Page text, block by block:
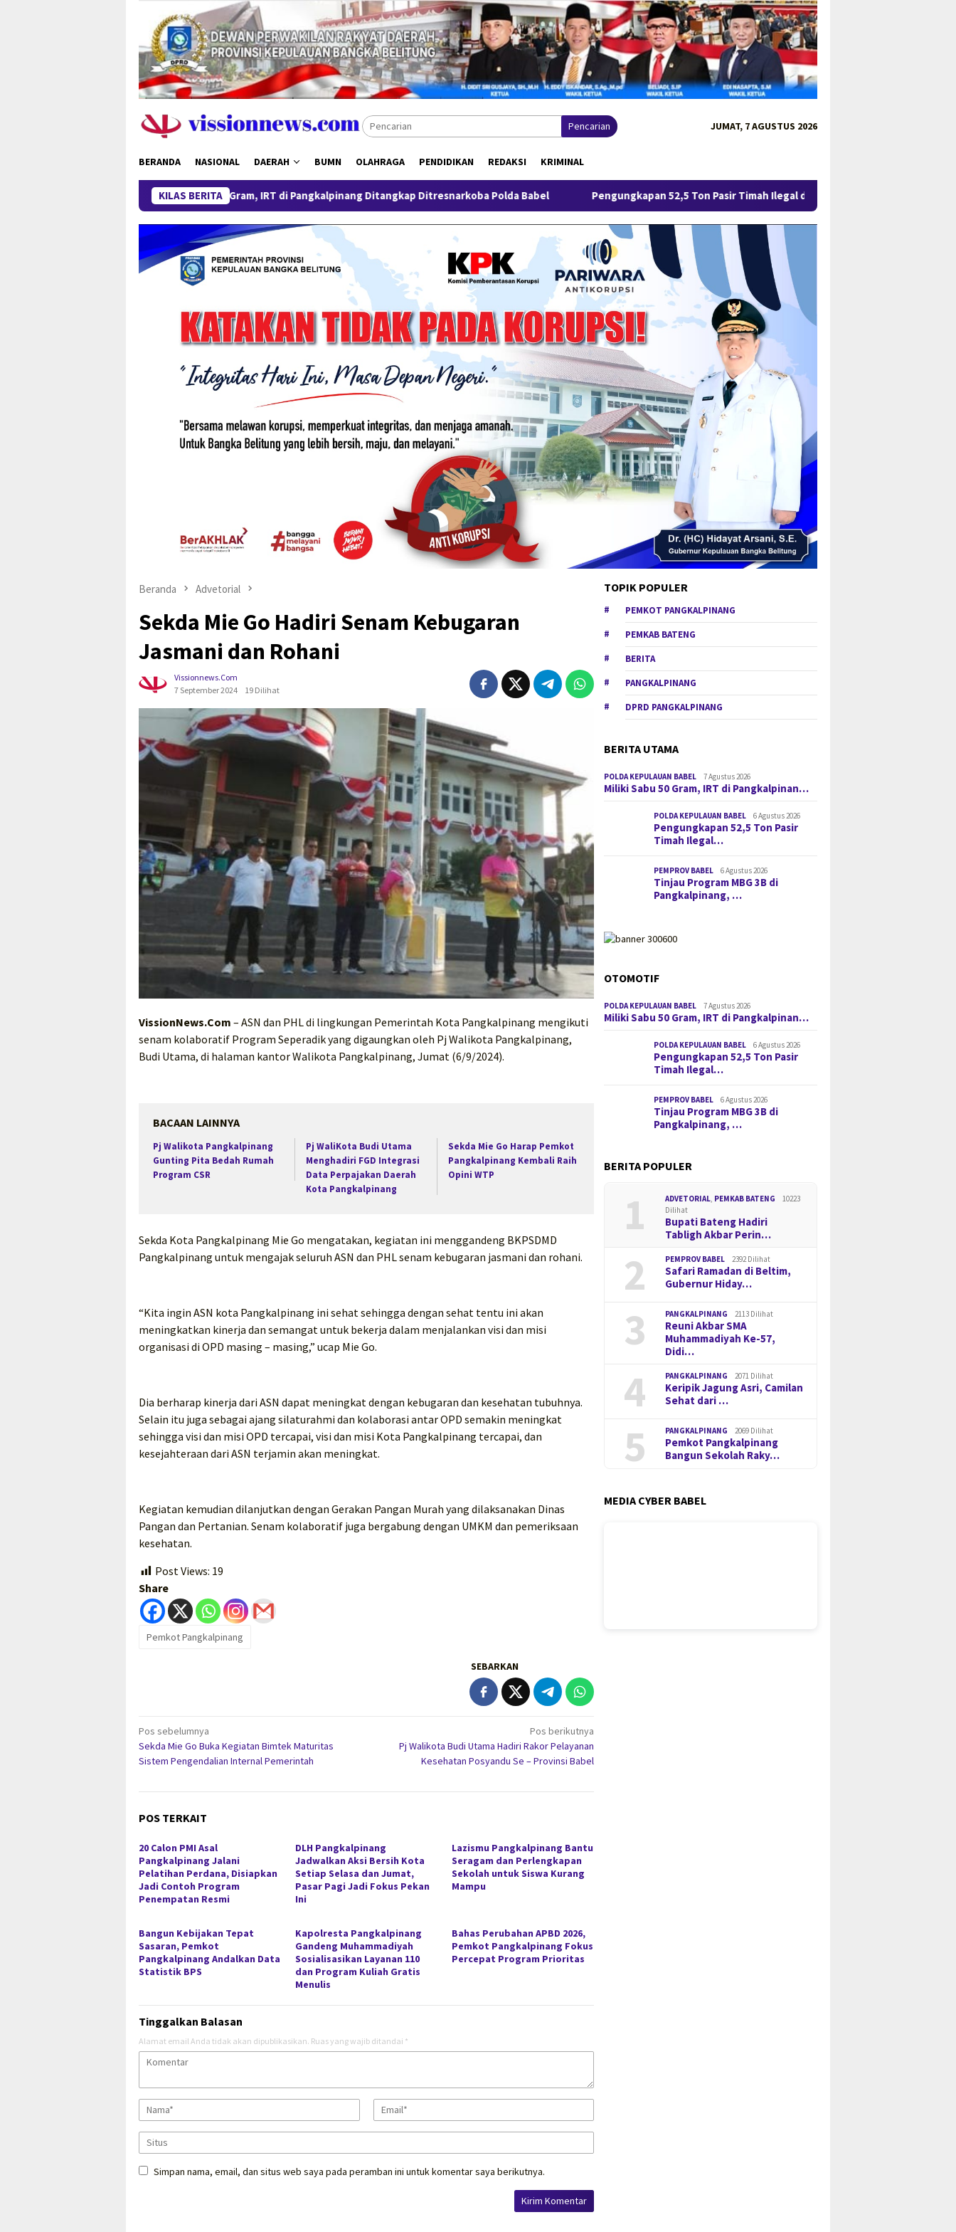
konten
Pencarian JUMAT, 7 AGUSTUS 2026
BERANDA NASIONAL DAERAH BUMN OLAHRAGA PENDIDIKAN REDAKSI KRIMINAL
KILAS BERITA
Miliki Sabu 50 Gram, IRT di Pangkalpinang Ditangkap Ditresnarkoba Polda Babel Pengungkapan 52,5 Ton Pasir Timah Ilegal di Belitung Berlanjut, Empat Orang Resmi
Beranda Advetorial
Sekda Mie Go Hadiri Senam Kebugaran
Jasmani dan Rohani
Vissionnews.com
7 September 2024
19 Dilihat
VissionNews.Com – ASN dan PHL di lingkungan Pemerintah Kota Pangkalpinang mengikuti
senam kolaboratif Program Seperadik yang digaungkan oleh Pj Walikota Pangkalpinang,
Budi Utama, di halaman kantor Walikota Pangkalpinang, Jumat (6/9/2024).
BACAAN LAINNYA
Pj Walikota Pangkalpinang
Gunting Pita Bedah Rumah
Program CSR
Pj WaliKota Budi Utama
Menghadiri FGD Integrasi
Data Perpajakan Daerah
Kota Pangkalpinang
Sekda Mie Go Harap Pemkot
Pangkalpinang Kembali Raih
Opini WTP
Sekda Kota Pangkalpinang Mie Go mengatakan, kegiatan ini menggandeng BKPSDMD
Pangkalpinang untuk mengajak seluruh ASN dan PHL senam kebugaran jasmani dan rohani.
“Kita ingin ASN kota Pangkalpinang ini sehat sehingga dengan sehat tentu ini akan
meningkatkan kinerja dan semangat untuk bekerja dalam menjalankan visi dan misi
organisasi di OPD masing – masing,” ucap Mie Go.
Dia berharap kinerja dari ASN dapat meningkat dengan kebugaran dan kesehatan tubuhnya.
Selain itu juga sebagai ajang silaturahmi dan kolaborasi antar OPD semakin meningkat
sehingga visi dan misi OPD tercapai, visi dan misi Kota Pangkalpinang tercapai, dan
kesejahteraan dari ASN terjamin akan meningkat.
Kegiatan kemudian dilanjutkan dengan Gerakan Pangan Murah yang dilaksanakan Dinas
Pangan dan Pertanian. Senam kolaboratif juga bergabung dengan UMKM dan pemeriksaan
kesehatan.
Post Views: 19
Share
Pemkot Pangkalpinang
SEBARKAN
Navigasi
pos
Pos sebelumnya
Sekda Mie Go Buka Kegiatan Bimtek Maturitas
Sistem Pengendalian Internal Pemerintah
Pos berikutnya
Pj Walikota Budi Utama Hadiri Rakor Pelayanan
Kesehatan Posyandu Se – Provinsi Babel
POS TERKAIT
20 Calon PMI Asal
Pangkalpinang Jalani
Pelatihan Perdana, Disiapkan
Jadi Contoh Program
Penempatan Resmi
DLH Pangkalpinang
Jadwalkan Aksi Bersih Kota
Setiap Selasa dan Jumat,
Pasar Pagi Jadi Fokus Pekan
Ini
Lazismu Pangkalpinang Bantu
Seragam dan Perlengkapan
Sekolah untuk Siswa Kurang
Mampu
Bangun Kebijakan Tepat
Sasaran, Pemkot
Pangkalpinang Andalkan Data
Statistik BPS
Kapolresta Pangkalpinang
Gandeng Muhammadiyah
Sosialisasikan Layanan 110
dan Program Kuliah Gratis
Menulis
Bahas Perubahan APBD 2026,
Pemkot Pangkalpinang Fokus
Percepat Program Prioritas
Tinggalkan Balasan
Alamat email Anda tidak akan dipublikasikan. Ruas yang wajib ditandai *
Simpan nama, email, dan situs web saya pada peramban ini untuk komentar saya berikutnya.
TOPIK POPULER
PEMKOT PANGKALPINANG
PEMKAB BATENG
BERITA
PANGKALPINANG
DPRD PANGKALPINANG
BERITA UTAMA
POLDA KEPULAUAN BABEL 7 Agustus 2026
Miliki Sabu 50 Gram, IRT di Pangkalpinan…
POLDA KEPULAUAN BABEL 6 Agustus 2026
Pengungkapan 52,5 Ton Pasir
Timah Ilegal…
PEMPROV BABEL 6 Agustus 2026
Tinjau Program MBG 3B di
Pangkalpinang, …
OTOMOTIF
POLDA KEPULAUAN BABEL 7 Agustus 2026
Miliki Sabu 50 Gram, IRT di Pangkalpinan…
POLDA KEPULAUAN BABEL 6 Agustus 2026
Pengungkapan 52,5 Ton Pasir
Timah Ilegal…
PEMPROV BABEL 6 Agustus 2026
Tinjau Program MBG 3B di
Pangkalpinang, …
BERITA POPULER
1 ADVETORIAL, PEMKAB BATENG
10223
Dilihat
Bupati Bateng Hadiri
Tabligh Akbar Perin…
2 PEMPROV BABEL 2392 Dilihat
Safari Ramadan di Beltim,
Gubernur Hiday…
3 PANGKALPINANG 2113 Dilihat
Reuni Akbar SMA
Muhammadiyah Ke-57,
Didi…
4 PANGKALPINANG 2071 Dilihat
Keripik Jagung Asri, Camilan
Sehat dari …
5 PANGKALPINANG 2069 Dilihat
Pemkot Pangkalpinang
Bangun Sekolah Raky…
MEDIA CYBER BABEL